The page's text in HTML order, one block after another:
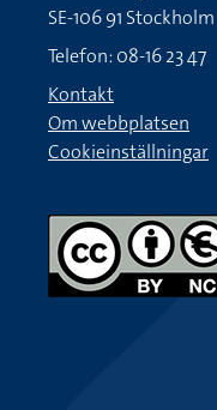
SE-106 91 Stockholm
Telefon: 08-16 23 47
Kontakt
Om webbplatsen
Cookieinställningar